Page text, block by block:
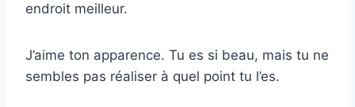
endroit meilleur.
J’aime ton apparence. Tu es si beau, mais tu ne
sembles pas réaliser à quel point tu l’es.